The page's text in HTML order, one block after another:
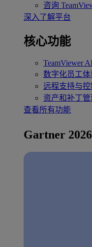
咨询
深入了解平台
核心功能
TeamViewer
数字化员工体
远程支持与控
资产和补丁管
查看所有功能
Gartner